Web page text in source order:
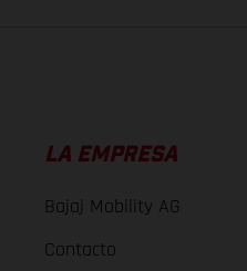
LA EMPRESA
Bajaj Mobility AG
Contacto